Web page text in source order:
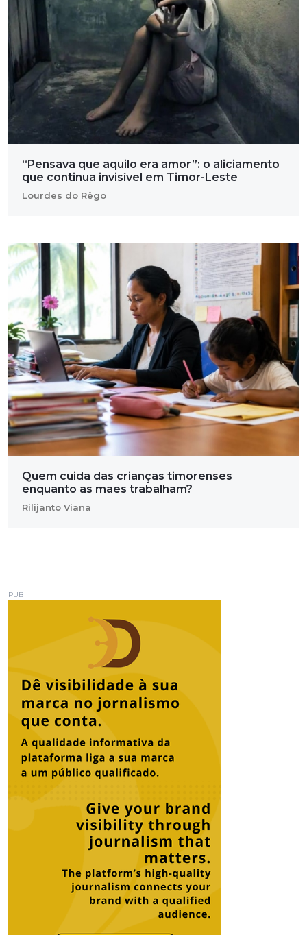
“Pensava que aquilo era amor”: o aliciamento
que continua invisível em Timor-Leste
Lourdes do Rêgo
Quem cuida das crianças timorenses
enquanto as mães trabalham?
Rilijanto Viana
PUB